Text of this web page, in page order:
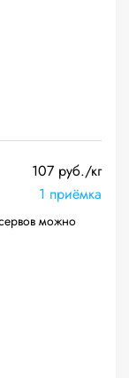
107 руб./кг
1 приёмка
можно